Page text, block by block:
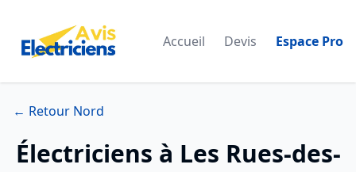
Accueil Devis Espace Pro
← Retour Nord
Électriciens à Les Rues-des-